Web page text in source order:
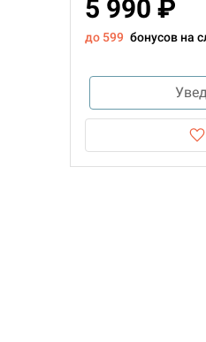
5 990 ₽
до 599 бонусов на